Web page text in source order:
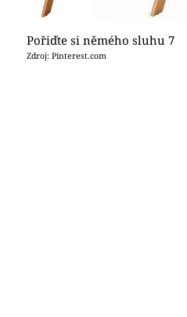
Pořiďte si němého sluhu 7
Zdroj: Pinterest.com